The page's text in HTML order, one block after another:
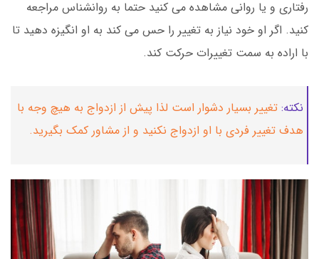
رفتاری و یا روانی مشاهده می کنید حتما به روانشناس مراجعه
کنید. اگر او خود نیاز به تغییر را حس می کند به او انگیزه دهید تا
با اراده به سمت تغییرات حرکت کند.
نکته: تغییر بسیار دشوار است لذا پیش از ازدواج به هیچ وجه با
هدف تغییر فردی با او ازدواج نکنید و از مشاور کمک بگیرید.